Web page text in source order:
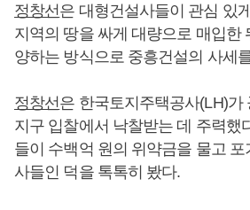
정창선은 대형건설사들이 관심 있
지역의 땅을 싸게 대량으로 매입한
양하는 방식으로 중흥건설의 사세
정창선은 한국토지주택공사(LH)가
지구 입찰에서 낙찰받는 데 주력했
들이 수백억 원의 위약금을 물고
사들인 덕을 톡톡히 봤다.